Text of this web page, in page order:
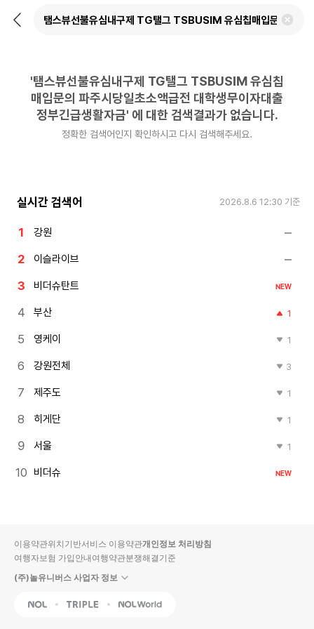
뒤
검
'탬스뷰선불유심내구제 TG탤그 TSBUSIM 유심칩
매입문의 파주시당일초소액급전 대학생무이자대출
정부긴급생활자금' 에 대한 검색결과가 없습니다.
정확한 검색어인지 확인하시고 다시 검색해주세요.
실시간 검색어 2026.8.6 12:30 기준
강원
이슬라이브
비더슈탄트 NEW
부산 1
영케이 1
강원전체 3
제주도 1
히게단 1
서울 1
비더슈 NEW
이용약관위치기반서비스 이용약관개인정보 처리방침
여행자보험 가입안내여행약관분쟁해결기준
(주)놀유니버스 사업자 정보
NOL Triple Interpark Global